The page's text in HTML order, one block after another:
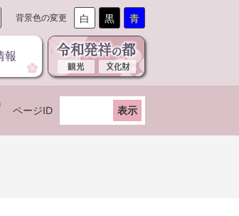
背景色の変更 白 黒 青
報
ページID